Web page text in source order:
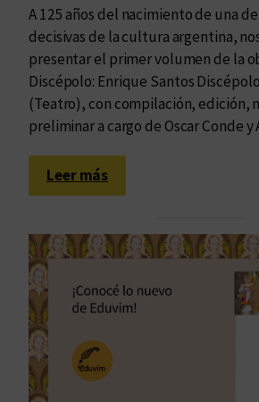
e
l
p
r
i
s
e
g
r
d
a
A 125 años del nacimiento de una
decisivas de la cultura argentina,
presentar el primer volumen de la
Discépolo: Enrique Santos
(Teatro), con compilación, edición,
preliminar a cargo de Oscar Conde y
Leer más:
E
u
v
i
m
e
d